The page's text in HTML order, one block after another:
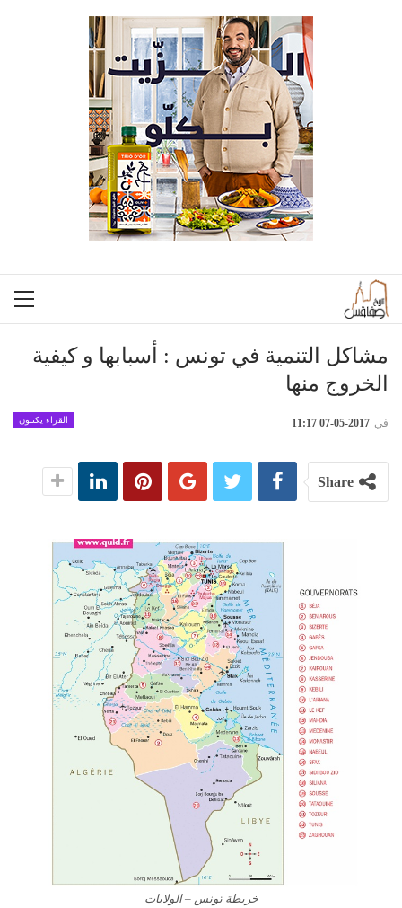
مشاكل التنمية في تونس : أسبابها و كيفية
الخروج منها
القراء يكتبون في 2017-05-07 11:17
Share
خريطة تونس – الولايات